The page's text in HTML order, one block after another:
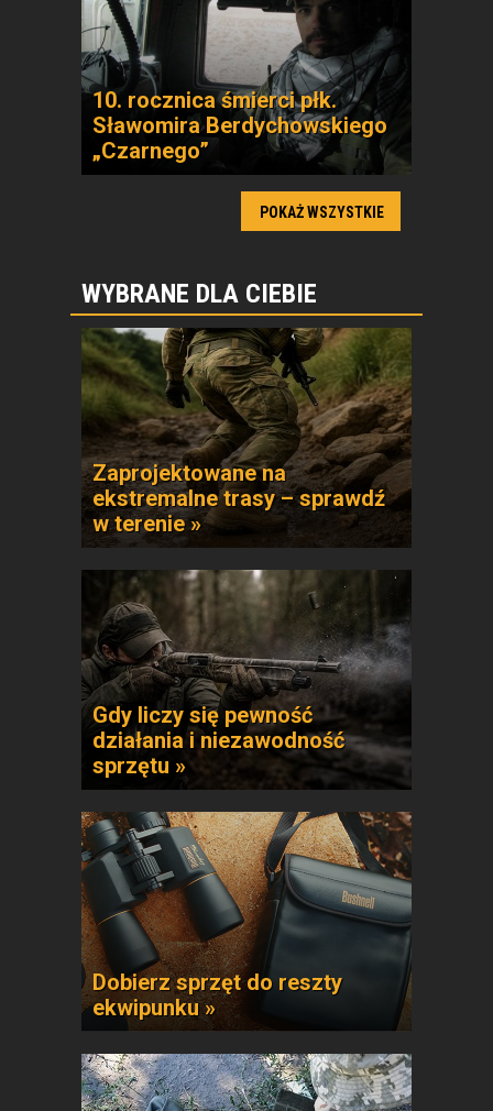
10. rocznica śmierci płk.
Sławomira Berdychowskiego
„Czarnego”
POKAŻ WSZYSTKIE
WYBRANE DLA CIEBIE
Zaprojektowane na
ekstremalne trasy – sprawdź
w terenie »
Gdy liczy się pewność
działania i niezawodność
sprzętu »
Dobierz sprzęt do reszty
ekwipunku »